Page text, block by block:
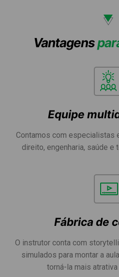
Vantagens
Equipe
Contamos com especialistas
direito, engenharia, saúde e
Fábrica de
O instrutor conta com
simulados para montar a
torná-la mais